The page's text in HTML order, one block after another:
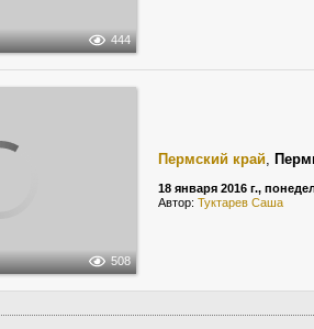
444
508
Пермский край,
18 января 2016 г.,
Автор: Туктарев Саша